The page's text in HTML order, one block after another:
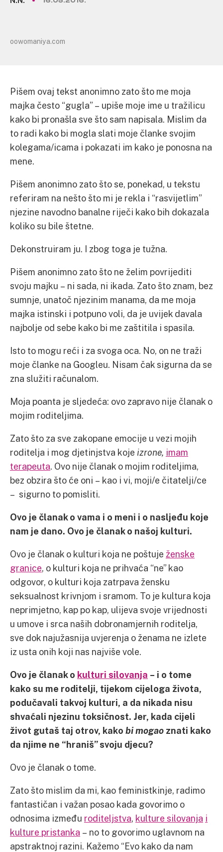
oowomaniya.com
Pišem ovaj tekst anonimno zato što me moja
majka često “gugla” – upiše moje ime u tražilicu
kako bi pronašla sve što sam napisala. Mislim da
to radi kako bi mogla slati moje članke svojim
kolegama/icama i pokazati im kako je ponosna na
mene.
Pišem anonimno zato što se, ponekad, u tekstu
referiram na nešto što mi je rekla i “rasvijetlim”
njezine navodno banalne riječi kako bih dokazala
koliko su bile štetne.
Dekonstruiram ju. I zbog toga je tužna.
Pišem anonimno zato što ne želim povrijediti
svoju majku – ni sada, ni ikada. Zato što znam, bez
sumnje, unatoč njezinim manama, da me moja
majka istinski i potpuno voli, da je uvijek davala
najbolje od sebe kako bi me zaštitila i spasila.
Isto to mogu reći i za svoga oca. No, on ne traži
moje članke na Googleu. Nisam čak sigurna da se
zna služiti računalom.
Moja poanta je sljedeća: ovo zapravo nije članak o
mojim roditeljima.
Zato što za sve zakopane emocije u vezi mojih
roditelja i mog djetinjstva koje izrone, imam
terapeuta. Ovo nije članak o mojim roditeljima,
bez obzira što će oni – kao i vi, moji/e čitatelji/ce
– sigurno to pomisliti.
Ovo je članak o vama i o meni i o nasljeđu koje
nam je dano. Ovo je članak o našoj kulturi.
Ovo je članak o kulturi koja ne poštuje ženske
granice, o kulturi koja ne prihvaća “ne” kao
odgovor, o kulturi koja zatrpava žensku
seksualnost krivnjom i sramom. To je kultura koja
neprimjetno, kap po kap, ulijeva svoje vrijednosti
u umove i srca naših dobronamjernih roditelja,
sve dok najužasnija uvjerenja o ženama ne izlete
iz usta onih koji nas najviše vole.
Ovo je članak o kulturi silovanja – i o tome
kako su me roditelji, tijekom cijeloga života,
podučavali takvoj kulturi, a da nikada nisu
shvaćali njezinu toksičnost. Jer, kada cijeli
život gutaš taj otrov, kako bi mogao znati kako
da njime ne “hraniš” svoju djecu?
Ovo je članak o tome.
Zato što mislim da mi, kao feministkinje, radimo
fantastičan i važan posao kada govorimo o
odnosima između roditeljstva, kulture silovanja i
kulture pristanka – no to govorimo uglavnom na
apstraktnoj razini. Kažemo “Evo kako da nam